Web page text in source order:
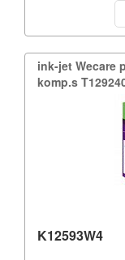
ink-​jet Wecare
komp.​s
K12593W4